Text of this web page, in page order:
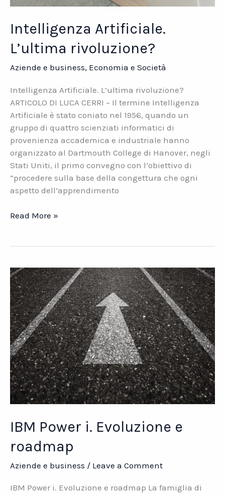
Intelligenza Artificiale.
L’ultima rivoluzione?
Aziende e business, Economia e Società
Intelligenza Artificiale. L’ultima rivoluzione?
ARTICOLO DI LUCA CERRI – Il termine Intelligenza
Artificiale è stato coniato nel 1956, quando un
gruppo di quattro scienziati informatici di
provenienza accademica e industriale hanno
organizzato al Dartmouth College di Hanover, negli
Stati Uniti, il primo convegno con l’obiettivo di
“procedere sulla base della congettura che ogni
aspetto dell’apprendimento
Intelligenza
Read More »
IBM Power i. Evoluzione e
roadmap
Aziende e business / Leave a Comment
IBM Power i. Evoluzione e roadmap La famiglia di